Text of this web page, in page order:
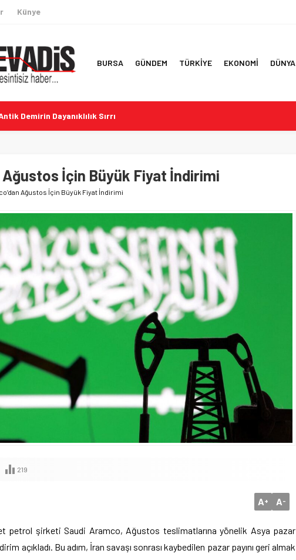
Künye
BURSA GÜNDEM TÜRKİYE EKONOMİ DÜNYA
Demirin Dayanıklılık Sırrı
Özel: ‘Çerçeve Yasa Özensiz Hazırlandı’
Kişisel Verilerin Korunması ve Güvenlik Bilgisi
Avcılar Belediye Başkanı Çaykara’nın Tahliyesi
Ağustos İçin Büyük Fiyat İndirimi
Ağustos İçin Büyük Fiyat İndirimi
219
A+ A-
petrol şirketi Saudi Aramco, Ağustos teslimatlarına yönelik Asya pazar
açıkladı. Bu adım, İran savaşı sonrası kaybedilen pazar payını geri almak